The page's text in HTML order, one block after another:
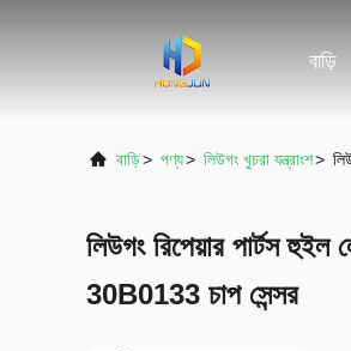
বাড়ি
বাড়ি> পণ্য> লিউগং খুচরা যন্ত্রাংশ>
লিউগং রিপেয়ার পার্টস
30B0133 চাপ সেন্সর